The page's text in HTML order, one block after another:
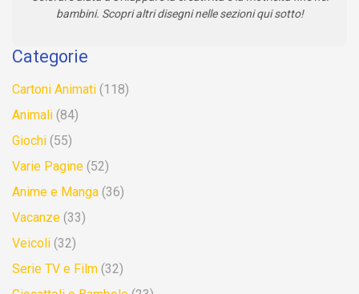
bambini. Scopri altri disegni nelle sezioni qui sotto!
Categorie
Cartoni Animati (118)
Animali (84)
Giochi (55)
Varie Pagine (52)
Anime e Manga (36)
Vacanze (33)
Veicoli (32)
Serie TV e Film (32)